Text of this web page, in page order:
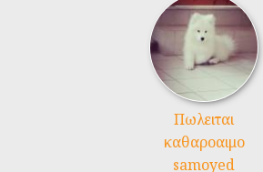
Πωλειται
καθαροαιμο
samoyed